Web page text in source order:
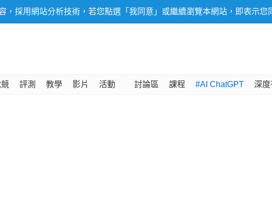
，採用網站分析技術，若您點選「我同意」或繼續瀏覽本網站，即表示您
評測 教學 影片 活動 討論區 課程 #AI ChatGPT 深